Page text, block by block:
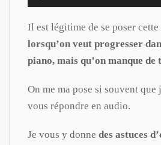
audio
Il est légitime de se poser
lorsqu’on veut progresser
piano, mais qu’on manque de
On me ma pose si souvent que
vous répondre en audio.
Je vous y donne des astuces